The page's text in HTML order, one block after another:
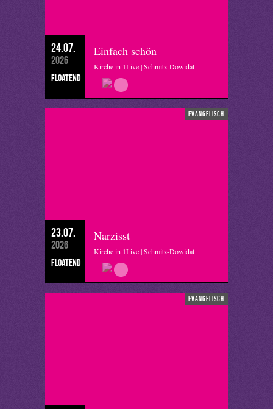
24.07.
2026
floatend
Einfach schön
Kirche in 1Live | Schmitz-Dowidat
evangelisch
23.07.
2026
floatend
Narzisst
Kirche in 1Live | Schmitz-Dowidat
evangelisch